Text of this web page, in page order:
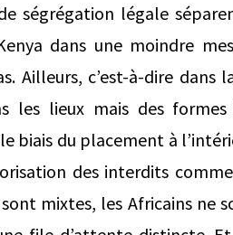
ségrégation légale
dans une moindre
Ailleurs, c’est-à-dire dans
les lieux mais des
biais du placement à
des interdits
mixtes, les Africains ne